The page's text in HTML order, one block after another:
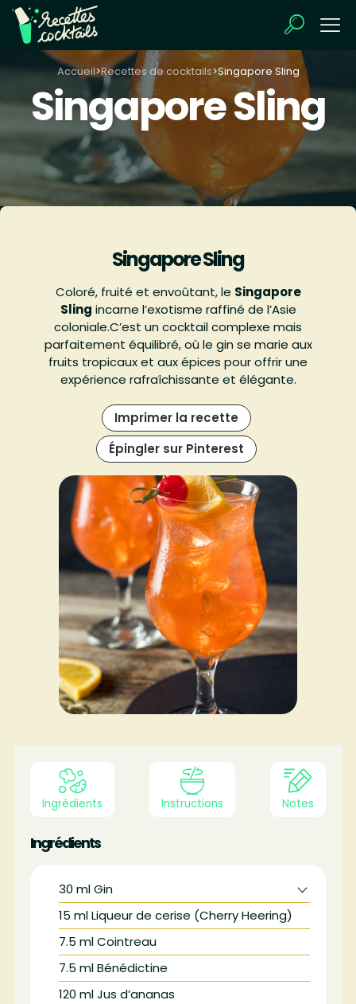
Accueil>Recettes de cocktails>Singapore Sling
Singapore Sling
Singapore Sling
Coloré, fruité et envoûtant, le Singapore
Sling incarne l’exotisme raffiné de l’Asie
coloniale.C’est un cocktail complexe mais
parfaitement équilibré, où le gin se marie aux
fruits tropicaux et aux épices pour offrir une
expérience rafraîchissante et élégante.
Imprimer la recette
Épingler sur Pinterest
Ingrédients Instructions Notes
Ingrédients
30 mlGin
15 mlLiqueur de cerise (Cherry Heering)
7.5 mlCointreau
7.5 mlBénédictine
120 mlJus d’ananas